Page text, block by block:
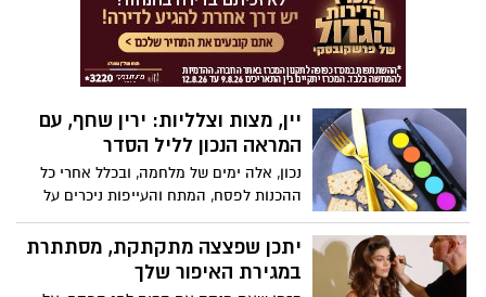
ההסמכה של הרבנות הראשית. הנשים שזומנו
צפויות להיבחן במגוון מקצועות קודש מסלול
שהיה עד כה פתוח בעיקר לאברכים ותלמידי
ישיבות. (כך פורסם בעיתון "ישראל היום").
יין, מצות וצלליות: ירין שחף, עם
המראה הנכון לליל הסדר
נכון, אלה ימים של מלחמה, ובכלל אחרי כל
ההכנות לפסח, המתח והעייפות ניכרים על
הפנים. אבל, עם קצת צבעים אביביים רכים
(ורוד, אפרסק, שמפניה) שפתיים מודגשות,
בגימור סאטן, -תוכלי להביא איתך לשולחן
יתכן שפצצה מתקתקת, מסתתרת
במגירת האיפור שלך